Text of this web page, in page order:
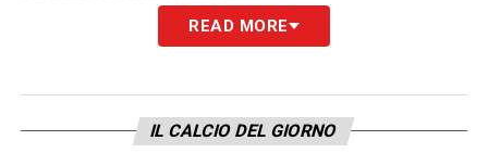
Debutto nel 2026: attesa alle stelle
PerCristiano Ronaldosi tratta dell’esordio
assoluto sul grande schermo hollywoodiano.
READ MORE
IL CALCIO DEL GIORNO